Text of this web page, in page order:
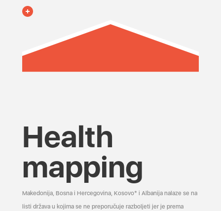
Health
mapping
Makedonija, Bosna i Hercegovina, Kosovo* i Albanija nalaze se na
listi država u kojima se ne preporučuje razboljeti jer je prema